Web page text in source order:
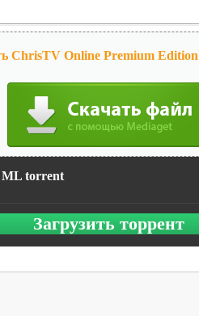
ChrisTV Online Premium
ML torrent
Загрузить торрент